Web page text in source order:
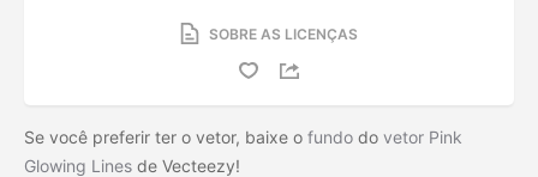
SOBRE AS LICENÇAS
Se você preferir ter o vetor, baixe o fundo do vetor Pink
Glowing Lines de Vecteezy!